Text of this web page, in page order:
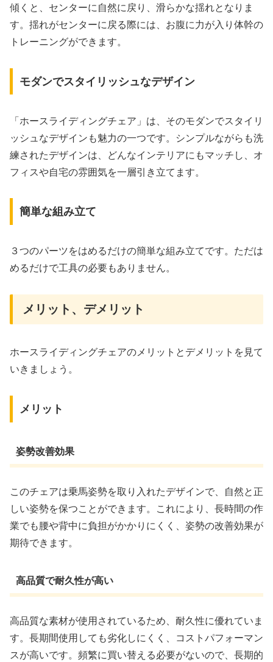
傾くと、センターに自然に戻り、滑らかな揺れとなりま
す。揺れがセンターに戻る際には、お腹に力が入り体幹の
トレーニングができます。
モダンでスタイリッシュなデザイン
「ホースライディングチェア」は、そのモダンでスタイリ
ッシュなデザインも魅力の一つです。シンプルながらも洗
練されたデザインは、どんなインテリアにもマッチし、オ
フィスや自宅の雰囲気を一層引き立てます。
簡単な組み立て
３つのパーツをはめるだけの簡単な組み立てです。ただは
めるだけで工具の必要もありません。
メリット、デメリット
ホースライディングチェアのメリットとデメリットを見て
いきましょう。
メリット
姿勢改善効果
このチェアは乗馬姿勢を取り入れたデザインで、自然と正
しい姿勢を保つことができます。これにより、長時間の作
業でも腰や背中に負担がかかりにくく、姿勢の改善効果が
期待できます。
高品質で耐久性が高い
高品質な素材が使用されているため、耐久性に優れていま
す。長期間使用しても劣化しにくく、コストパフォーマン
スが高いです。頻繁に買い替える必要がないので、長期的